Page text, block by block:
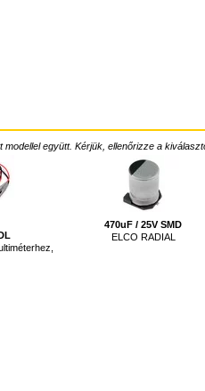
együtt. Kérjük, ellenőrizze a
470uF / 25V SMD
ELCO RADIAL